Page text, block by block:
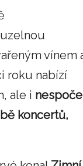
vínem
roku nabízí
ale i
koncertů,